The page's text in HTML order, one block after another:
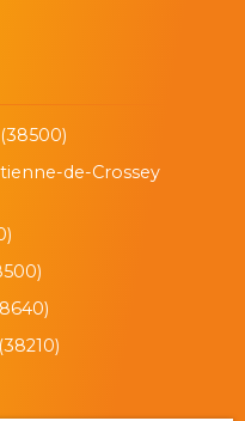
de-Crossey